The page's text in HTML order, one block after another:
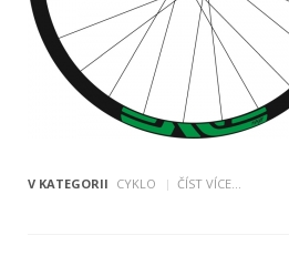
V KATEGORII CYKLO ČÍST VÍCE...